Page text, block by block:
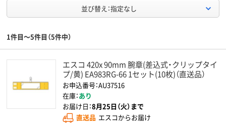
並び替え：指定なし
1件目～5件目（5件中）
エスコ 420x 90mm 腕章(差込式・クリップタイ
プ/黄) EA983RG-66 1セット(10枚)（直送品）
お申込番号：AU37516
在庫：あり
お届け日：8月25日（火）まで
直送品 エスコからお届け